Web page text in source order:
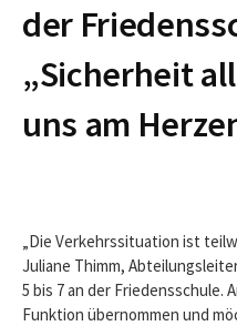
der
„Sicherheit
uns am
„Die Verkehrssituation ist
Juliane Thimm,
5 bis 7 an der Friedensschule.
Funktion übernommen und